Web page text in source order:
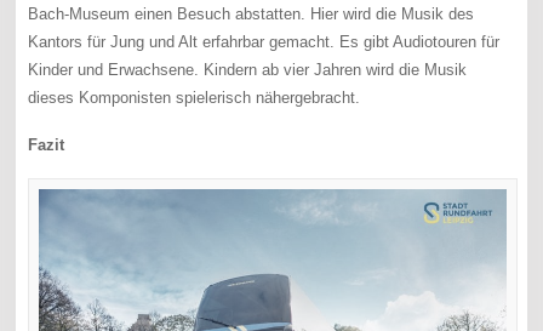
Bach-Museum einen Besuch abstatten. Hier wird die Musik des
Kantors für Jung und Alt erfahrbar gemacht. Es gibt Audiotouren für
Kinder und Erwachsene. Kindern ab vier Jahren wird die Musik
dieses Komponisten spielerisch nähergebracht.
Fazit